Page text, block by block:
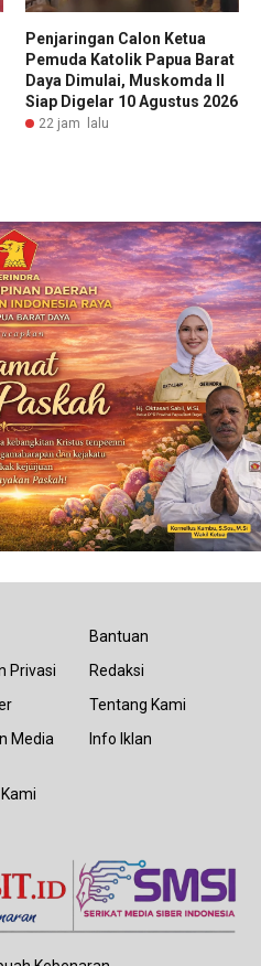
Penjaringan Calon Ketua
Pemuda Katolik Papua Barat
Daya Dimulai, Muskomda II
Siap Digelar 10 Agustus 2026
22 jam lalu
Privasi
Media
Bantuan
Redaksi
Tentang Kami
Info Iklan